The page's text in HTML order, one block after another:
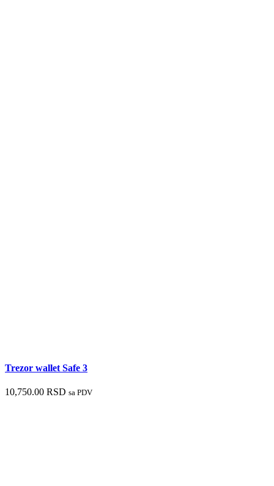
Trezor wallet Safe 3
10,750.00 RSD sa PDV